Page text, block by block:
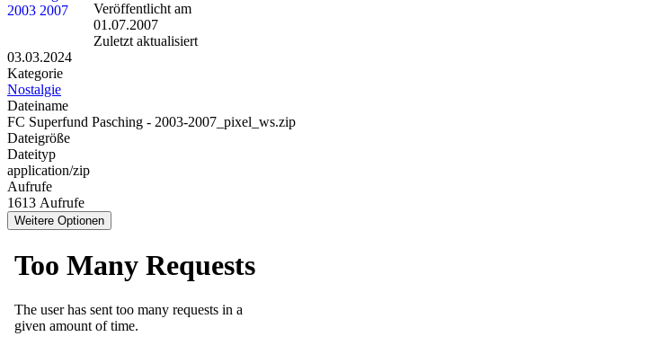
Veröffentlicht am
01.07.2007
Zuletzt aktualisiert
03.03.2024
Kategorie
Nostalgie
Dateiname
FC Superfund Pasching - 2003-2007_pixel_ws.zip
Dateigröße
Dateityp
application/zip
Aufrufe
1613 Aufrufe
Weitere Optionen